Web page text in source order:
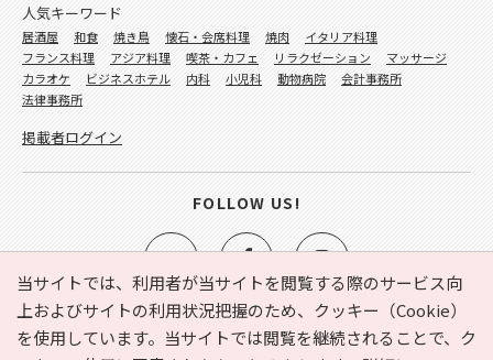
当サイトでは、利用者が当サイトを閲覧する際のサービス向
上およびサイトの利用状況把握のため、クッキー（Cookie）
を使用しています。当サイトでは閲覧を継続されることで、ク
e-NAVITA（イーナビタ）とは？ お気に入り ヘルプ
人気キーワード
居酒屋 和食 焼き鳥 懐石・会席料理 焼肉
イタリア料理
フランス料理
アジア料理 喫茶・カフェ リラクゼーション
マッサージ
カラオケ
ビジネスホテル 内科 小児科 動物病院
会計事務所
法律事務所
掲載者ログイン
FOLLOW US!